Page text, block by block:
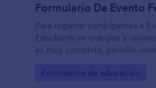
Formulario De Evento
Para registrar participantes a
Estudiantil en colegios y
es muy completa, permite
participación, tipo de comida
Go to Category:
Formularios de educación